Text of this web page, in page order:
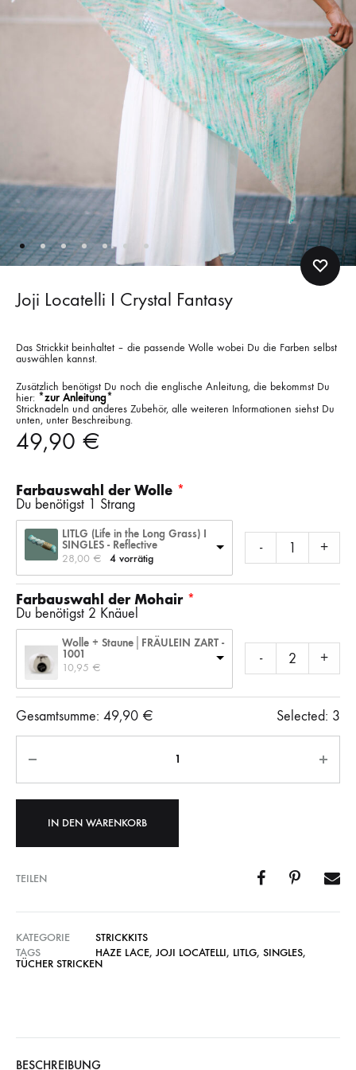
Joji Locatelli I Crystal Fantasy
Das Strickkit beinhaltet – die passende Wolle wobei Du die Farben selbst
auswählen kannst.
Zusätzlich benötigst Du noch die englische Anleitung, die bekommst Du
hier: *zur Anleitung*
Stricknadeln und anderes Zubehör, alle weiteren Informationen siehst Du
unten, unter Beschreibung.
49,90 €
Farbauswahl der Wolle
Du benötigst 1 Strang
LITLG (Life in the Long Grass) I
SINGLES - Reflective
28,00 € 4 vorrätig
- +
Farbauswahl der Mohair
Du benötigst 2 Knäuel
Wolle + Staune│FRÄULEIN ZART -
1001
10,95 €
- +
Gesamtsumme: 49,90 € Selected: 3
Anzahl
IN DEN WARENKORB
TEILEN
KATEGORIE
STRICKKITS
TAGS
HAZE LACE, JOJI LOCATELLI, LITLG, SINGLES,
TÜCHER STRICKEN
BESCHREIBUNG